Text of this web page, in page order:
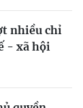
nhiều chỉ
- xã hội